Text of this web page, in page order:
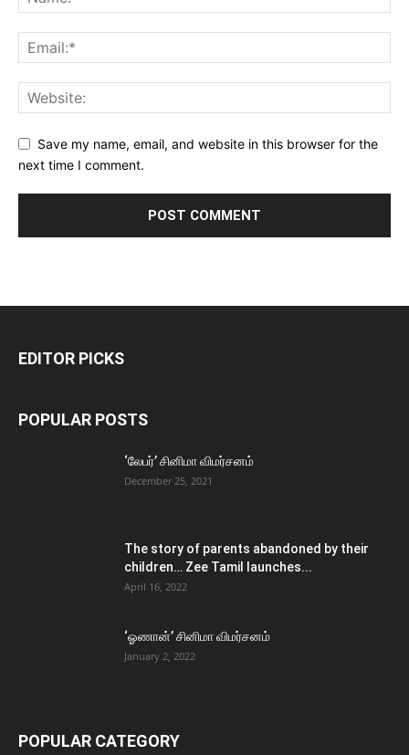
Save my name, email, and website in this browser for the
next time I comment.
EDITOR PICKS
POPULAR POSTS
‘லேபர்’ சினிமா விமர்சனம்
December 25, 2021
The story of parents abandoned by their
children… Zee Tamil launches...
April 16, 2022
‘ஓணான்’ சினிமா விமர்சனம்
January 2, 2022
POPULAR CATEGORY